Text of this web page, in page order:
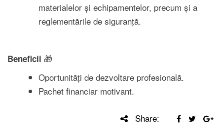
materialelor și echipamentelor, precum și a
reglementările de siguranță.
Beneficii 🎁
Oportunități de dezvoltare profesională.
Pachet financiar motivant.
Share: